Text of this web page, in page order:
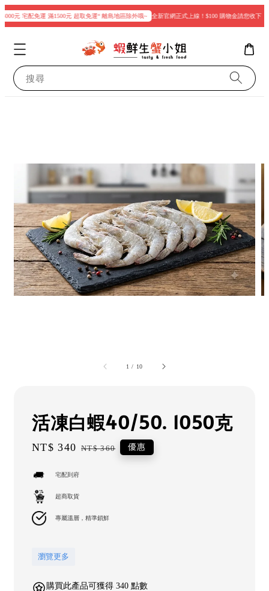
元 宅配免運 滿1500元 超取免運“ 離島地區除外哦~ 全新官網正式上線！$100 購物金請您收下
搜尋
1 / 10
活凍白蝦40/50. 1050克
Sale
NT$ 340 Regular
NT$ 360 優惠
宅配到府
超商取貨
專屬溫層，精準鎖鮮
瀏覽更多
購買此產品可獲得 340 點數